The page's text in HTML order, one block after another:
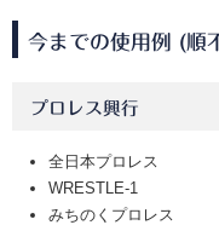
今までの使用例 (順
プロレス興行
全日本プロレス
WRESTLE-1
みちのくプロレス